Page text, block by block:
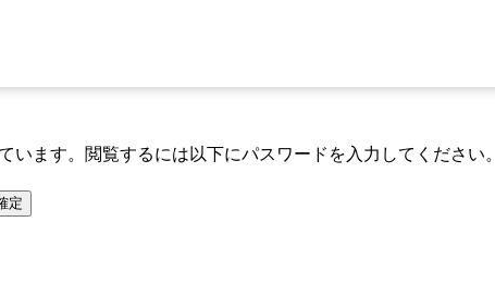
います。閲覧するには以下にパスワードを入力してください。